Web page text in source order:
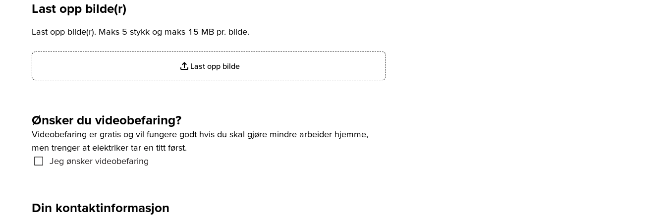
Last opp bilde(r)
Last opp bilde(r). Maks 5 stykk og maks 15 MB pr. bilde.
Last opp bilde
Ønsker du videobefaring?
Videobefaring er gratis og vil fungere godt hvis du skal gjøre mindre arbeider hjemme,
men trenger at elektriker tar en titt først.
Jeg ønsker videobefaring
Din kontaktinformasjon